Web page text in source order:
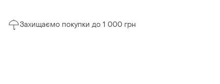
Захищаємо покупки до 1 000 грн